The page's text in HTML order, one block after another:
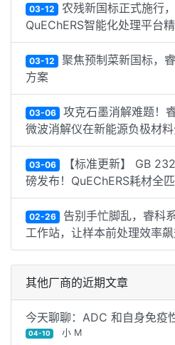
03-12 农残新国标正式施行
QuEChERS智能化处理平台
03-12 聚焦预制菜新国标，
方案
03-06 攻克石墨消解难题！
微波消解仪在新能源负极材
03-06 【标准更新】 GB
磅发布！QuEChERS耗材全
02-26 告别手忙脚乱，睿科
工作站，让样本前处理效率
其他厂商的近期文章
今天聊聊：ADC 和自身免疫
04-10 小 M